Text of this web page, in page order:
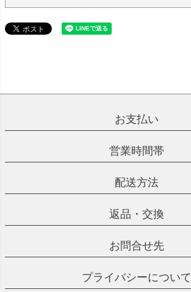
お支払い
営業時間帯
配送方法
返品・交換
お問合せ先
プライバシーについて